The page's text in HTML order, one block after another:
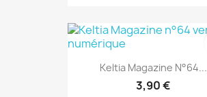
Keltia Magazine N°64...
3,90 €